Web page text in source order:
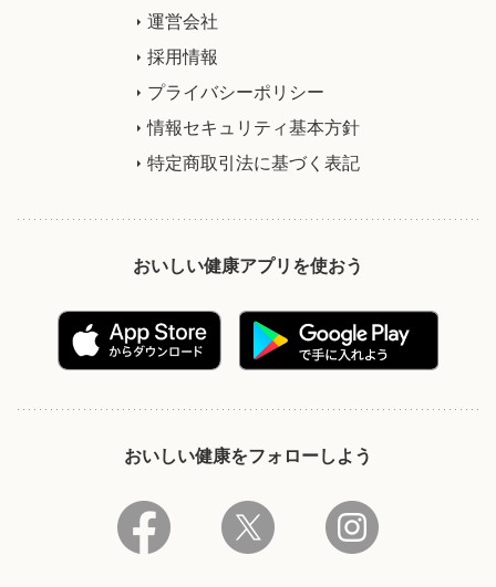
運営会社
採用情報
プライバシーポリシー
情報セキュリティ基本方針
特定商取引法に基づく表記
おいしい健康アプリを使おう
おいしい健康をフォローしよう